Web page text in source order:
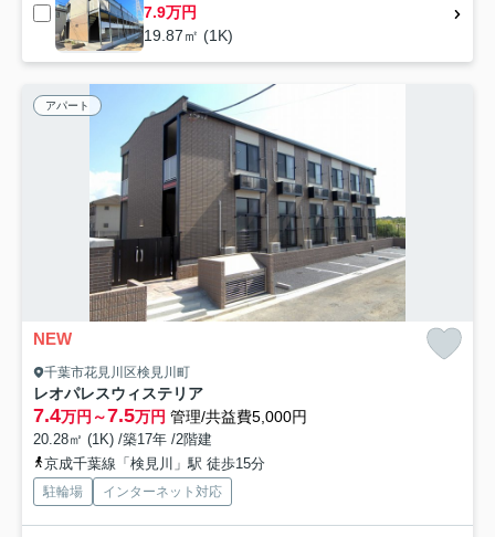
7.9万円
19.87㎡ (1K)
アパート
NEW
千葉市花見川区検見川町
レオパレスウィステリア
7.4万円～7.5万円 管理/共益費5,000円
20.28㎡ (1K) /築17年 /2階建
京成千葉線「検見川」駅 徒歩15分
駐輪場 インターネット対応